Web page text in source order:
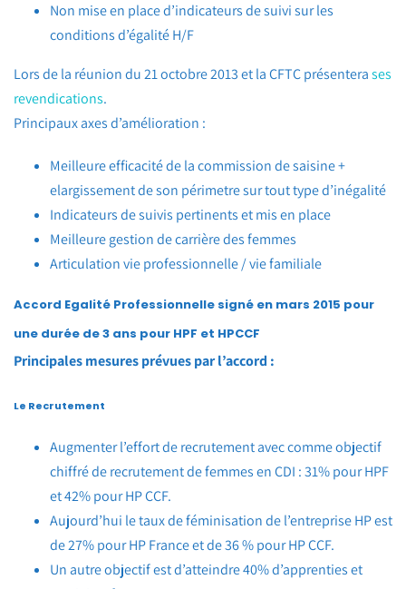
Non mise en place d’indicateurs de suivi sur les
conditions d’égalité H/F
Lors de la réunion du 21 octobre 2013 et la CFTC présenterases
revendications.
Principaux axes d’amélioration :
Meilleure efficacité de la commission de saisine +
elargissement de son périmetre sur tout type d’inégalité
Indicateurs de suivis pertinents et mis en place
Meilleure gestion de carrière des femmes
Articulation vie professionnelle / vie familiale
Accord Egalité Professionnelle signé en mars 2015 pour
une durée de 3 ans pour HPF et HPCCF
Principales mesures prévues par l’accord :
Le Recrutement
Augmenter l’effort de recrutement avec comme objectif
chiffré de recrutement de femmes en CDI : 31% pour HPF
et 42% pour HP CCF.
Aujourd’hui le taux de féminisation de l’entreprise HP est
de 27% pour HP France et de 36 % pour HP CCF.
Un autre objectif est d’atteindre 40% d’apprenties et